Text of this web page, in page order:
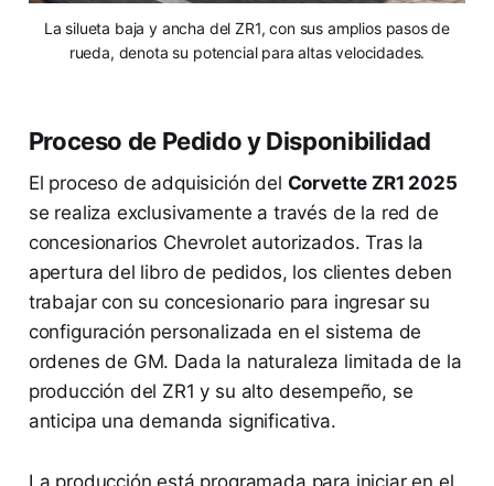
La silueta baja y ancha del ZR1, con sus amplios pasos de
rueda, denota su potencial para altas velocidades.
Proceso de Pedido y Disponibilidad
El proceso de adquisición del Corvette ZR1 2025
se realiza exclusivamente a través de la red de
concesionarios Chevrolet autorizados. Tras la
apertura del libro de pedidos, los clientes deben
trabajar con su concesionario para ingresar su
configuración personalizada en el sistema de
ordenes de GM. Dada la naturaleza limitada de la
producción del ZR1 y su alto desempeño, se
anticipa una demanda significativa.